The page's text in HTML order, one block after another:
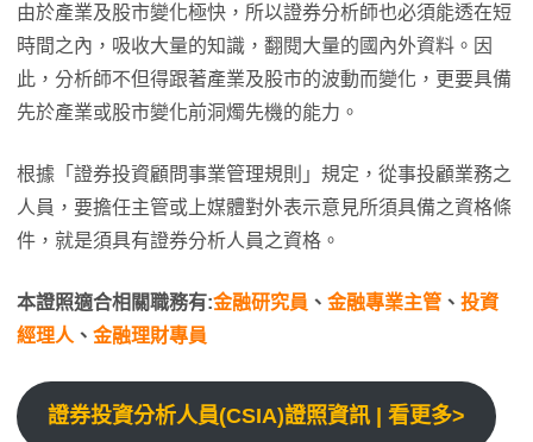
由於產業及股市變化極快，所以證券分析師也必須能透在短
時間之內，吸收大量的知識，翻閱大量的國內外資料。因
此，分析師不但得跟著產業及股市的波動而變化，更要具備
先於產業或股市變化前洞燭先機的能力。
根據「證券投資顧問事業管理規則」規定，從事投顧業務之
人員，要擔任主管或上媒體對外表示意見所須具備之資格條
件，就是須具有證券分析人員之資格。
本證照適合相關職務有:金融研究員 、 金融專業主管 、 投資
經理人 、 金融理財專員
證券投資分析人員(CSIA)證照資訊 | 看更多>